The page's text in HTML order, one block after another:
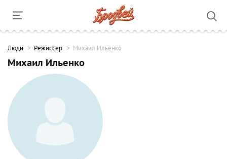
Люди Режиссер Михаил Ильенко
Михаил Ильенко